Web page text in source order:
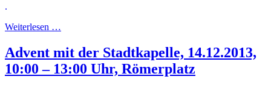
.
Weiterlesen …
Advent mit der Stadtkapelle, 14.12.2013,
10:00 – 13:00 Uhr, Römerplatz